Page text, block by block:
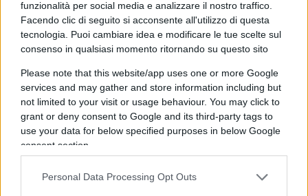
funzionalità per social media e analizzare il nostro traffico.
Facendo clic di seguito si acconsente all'utilizzo di questa
tecnologia. Puoi cambiare idea e modificare le tue scelte sul
consenso in qualsiasi momento ritornando su questo sito
Please note that this website/app uses one or more Google
services and may gather and store information including but
not limited to your visit or usage behaviour. You may click to
grant or deny consent to Google and its third-party tags to
use your data for below specified purposes in below Google
consent section.
Personal Data Processing Opt Outs
importante ma la povertà è orrenda(ve lo
posso assicurare). Chi è terrorizzato dal Virus resti
pure a casa fino alla scoperta del vaccino, è una
Nessuno, neppure un virologo, può pretendere
però che uno muoia di fame o si riduca ad essere
un barbone o vada al Monte dei pegni ad
impegnare la fede d’oro o la catenina (toc toc, le
code continuano). Non scherziamo.